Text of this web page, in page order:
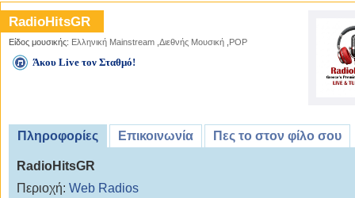
RadioHitsGR
Είδος μουσικής: Ελληνική Mainstream Διεθνής Μουσική POP
Άκου Live τον Σταθμό!
Πληροφορίες Επικοινωνία Πες το στον φίλο σου
RadioHitsGR
Περιοχή: Web Radios